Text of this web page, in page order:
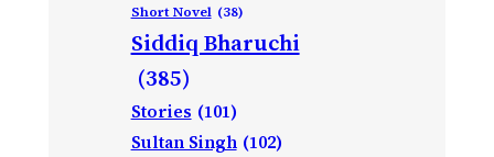
Short Novel (38)
Siddiq Bharuchi
(385)
Stories (101)
Sultan Singh (102)